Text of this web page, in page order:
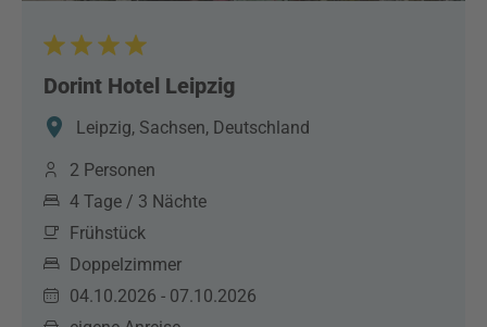
Dorint Hotel Leipzig
Leipzig, Sachsen, Deutschland
2 Personen
4 Tage / 3 Nächte
Frühstück
Doppelzimmer
04.10.2026 - 07.10.2026